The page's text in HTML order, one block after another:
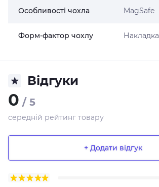
Особливості чохла MagSafe
Форм-фактор чохлу Накладка
Відгуки
0 / 5
середній рейтинг товару
+ Додати відгук